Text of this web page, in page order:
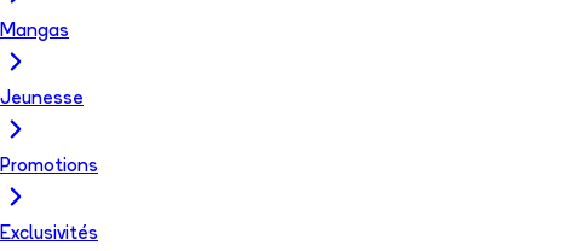
Mangas
Jeunesse
Promotions
Exclusivités